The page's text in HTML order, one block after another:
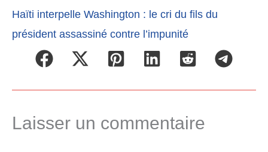
Haïti interpelle Washington : le cri du fils du
président assassiné contre l’impunité
Laisser un commentaire